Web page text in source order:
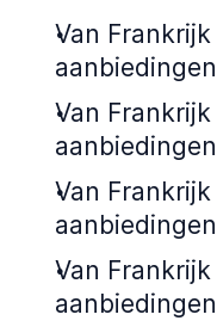
Van
Van
Van
Van